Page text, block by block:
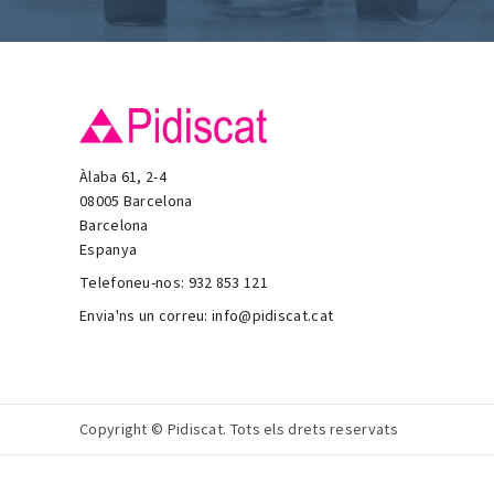
Àlaba 61, 2-4
08005 Barcelona
Barcelona
Espanya
Telefoneu-nos: 932 853 121
Envia'ns un correu:info@pidiscat.cat
Copyright © Pidiscat. Tots els drets reservats